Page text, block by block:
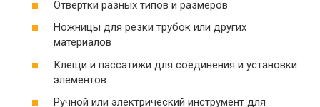
Отвертки разных типов и размеров
Ножницы для резки трубок или других
материалов
Клещи и пассатижи для соединения и установки
элементов
Ручной или электрический инструмент для